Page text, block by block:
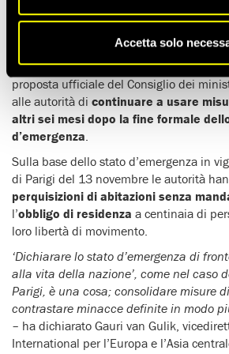
Accetta solo
organizzazioni e moschee, perquisire
mandato e limitare la libertà di
L’emendamento, che domani potrebbe
proposta ufficiale del Consiglio dei
alle autorità di continuare a usare
altri sei mesi dopo la fine formale
d’emergenza
Sulla base dello stato d’emergenza in
di Parigi del 13 novembre le autorità
perquisizioni di abitazioni senza
l’obbligo di residenza a centinaia di
loro libertà di movimento.
‘Dichiarare lo stato d’emergenza di
alla vita della nazione’, come nel caso
Parigi, è una cosa; consolidare misure
contrastare minacce definite in modo
– ha dichiarato Gauri van Gulik,
International per l’Europa e l’Asia